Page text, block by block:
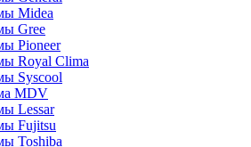
Midea
Gree
Pioneer
Royal Clima
Syscool
MDV
Lessar
Fujitsu
Toshiba